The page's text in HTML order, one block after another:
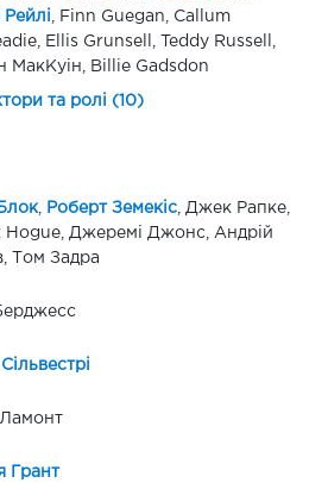
Рейлі , Finn Guegan, Callum
Ellis Grunsell, Teddy Russell,
МакКуін, Billie Gadsdon
та ролі (10)
, Роберт Земекіс, Джек Рапке,
Hogue, Джеремі Джонс, Андрій
Том Задра
Грант